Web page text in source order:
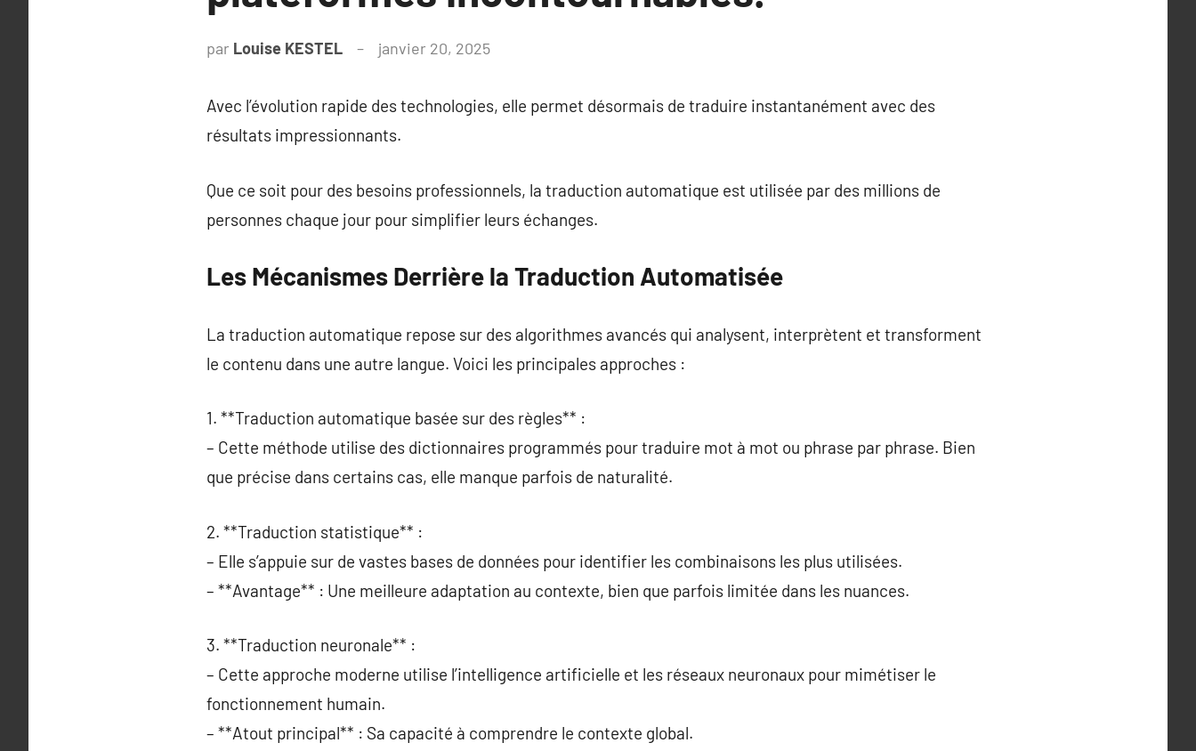
par Louise KESTEL janvier 20, 2025
Avec l’évolution rapide des technologies, elle permet désormais de traduire instantanément avec des
résultats impressionnants.
Que ce soit pour des besoins professionnels, la traduction automatique est utilisée par des millions de
personnes chaque jour pour simplifier leurs échanges.
Les Mécanismes Derrière la Traduction Automatisée
La traduction automatique repose sur des algorithmes avancés qui analysent, interprètent et transforment
le contenu dans une autre langue. Voici les principales approches :
1. **Traduction automatique basée sur des règles** :
– Cette méthode utilise des dictionnaires programmés pour traduire mot à mot ou phrase par phrase. Bien
que précise dans certains cas, elle manque parfois de naturalité.
2. **Traduction statistique** :
– Elle s’appuie sur de vastes bases de données pour identifier les combinaisons les plus utilisées.
– **Avantage** : Une meilleure adaptation au contexte, bien que parfois limitée dans les nuances.
3. **Traduction neuronale** :
– Cette approche moderne utilise l’intelligence artificielle et les réseaux neuronaux pour mimétiser le
fonctionnement humain.
– **Atout principal** : Sa capacité à comprendre le contexte global.